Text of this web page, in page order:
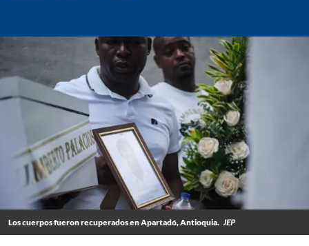
Los cuerpos fueron recuperados en Apartadó, Antioquia. JEP